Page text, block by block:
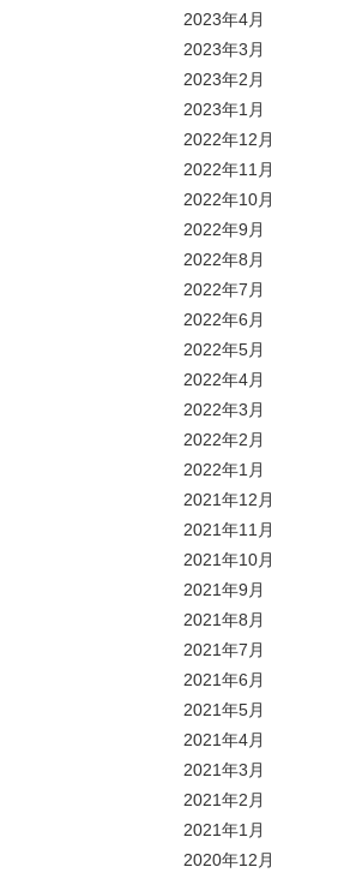
2023年4月
2023年3月
2023年2月
2023年1月
2022年12月
2022年11月
2022年10月
2022年9月
2022年8月
2022年7月
2022年6月
2022年5月
2022年4月
2022年3月
2022年2月
2022年1月
2021年12月
2021年11月
2021年10月
2021年9月
2021年8月
2021年7月
2021年6月
2021年5月
2021年4月
2021年3月
2021年2月
2021年1月
2020年12月